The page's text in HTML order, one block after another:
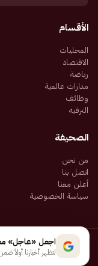
الأقسام
المحليات
الاقتصاد
رياضة
مدارات عالمية
وظائف
الترفيه
الصحيفة
من نحن
اتصل بنا
أعلن معنا
سياسة الخصوصية
جميع الحقوق محفوظة لـ شركة
سياسة الخصوصيةشروط
اجعل «عاجل»
لتظهر أخبارنا أولاً